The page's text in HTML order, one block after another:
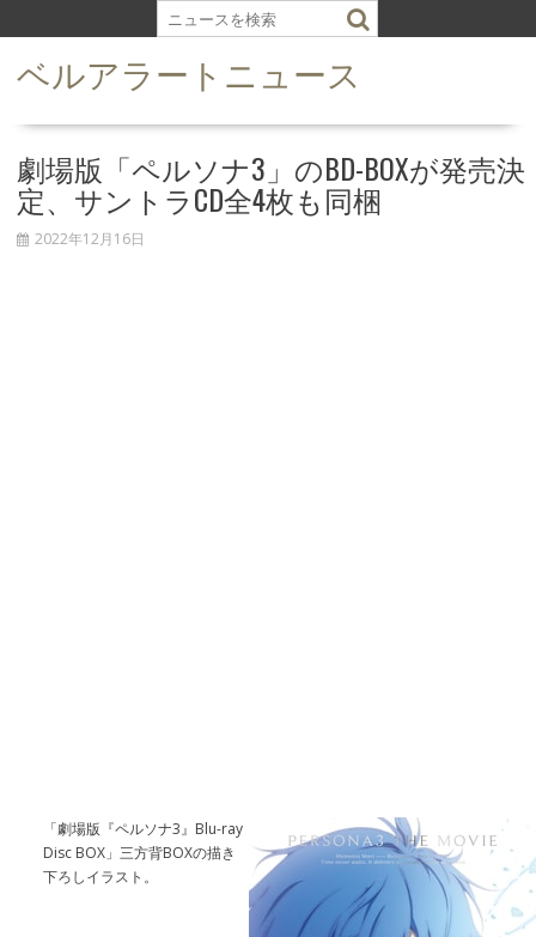
k
ベルアラートニュース
劇場版「ペルソナ3」のBD-BOXが発売決
定、サントラCD全4枚も同梱
2022年12月16日
「劇場版『ペルソナ3』Blu-ray
Disc BOX」三方背BOXの描き
下ろしイラスト。